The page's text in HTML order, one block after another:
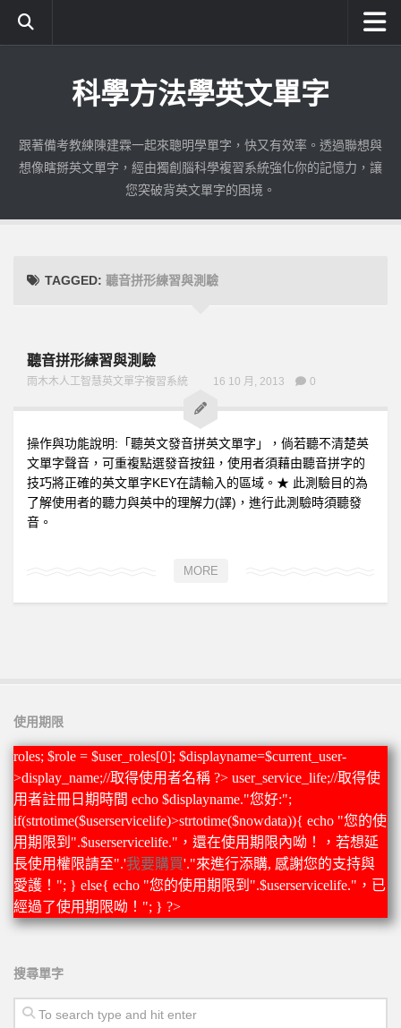
成為付費會員
如何註冊與登入
練習識字|公職英文
錯誤加強|公職英文
全民英檢
全民英檢初級101
全民英檢初級102
全民英檢初級105
全民英檢初級106
1下
全民英檢初級111
全民英檢初級112
全民英檢初級113
全民英檢初級114
全民英檢初級115
全民英檢初級116
全民英檢初級119
科學方法學英文單字
跟著備考教練陳建霖一起來聰明學單字，快又有效率。透過聯想與
想像瞎掰英文單字，經由獨創腦科學複習系統強化你的記憶力，讓
您突破背英文單字的困境。
TAGGED: 聽音拼形練習與測驗
聽音拼形練習與測驗
雨木木人工智慧英文單字複習系統 16 10 月, 2013 0
操作與功能說明:「聽英文發音拼英文單字」，倘若聽不清楚英
文單字聲音，可重複點選發音按鈕，使用者須藉由聽音拼字的
技巧將正確的英文單字KEY在請輸入的區域。★ 此測驗目的為
了解使用者的聽力與英中的理解力(譯)，進行此測驗時須聽發
音。
MORE
使用期限
roles; $role = $user_roles[0]; $displayname=$current_user-
>display_name;//取得使用者名稱 ?> user_service_life;//取得使
用者註冊日期時間 echo $displayname."您好:";
if(strtotime($userservicelife)>strtotime($nowdata)){ echo "您的使
用期限到".$userservicelife."，還在使用期限內呦！，若想延
長使用權限請至".'我要購買'."來進行添購, 感謝您的支持與
愛護！"; } else{ echo "您的使用期限到".$userservicelife."，已
經過了使用期限呦！"; } ?>
搜尋單字